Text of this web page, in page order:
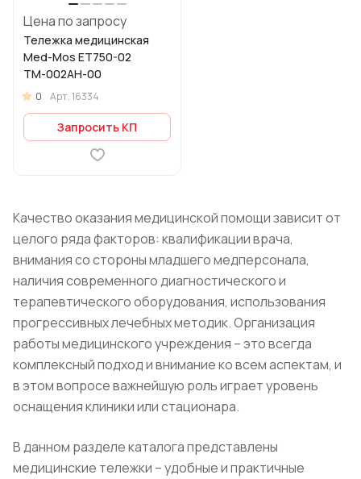
Цена по запросу
Тележка медицинская
Med-Mos ЕТ750-02
ТМ-002АН-00
0 Арт.16334
Запросить КП
Качество оказания медицинской помощи зависит от
целого ряда факторов: квалификации врача,
внимания со стороны младшего медперсонала,
наличия современного диагностического и
терапевтического оборудования, использования
прогрессивных лечебных методик. Организация
работы медицинского учреждения – это всегда
комплексный подход и внимание ко всем аспектам, и
в этом вопросе важнейшую роль играет уровень
оснащения клиники или стационара.
В данном разделе каталога представлены
медицинские тележки – удобные и практичные